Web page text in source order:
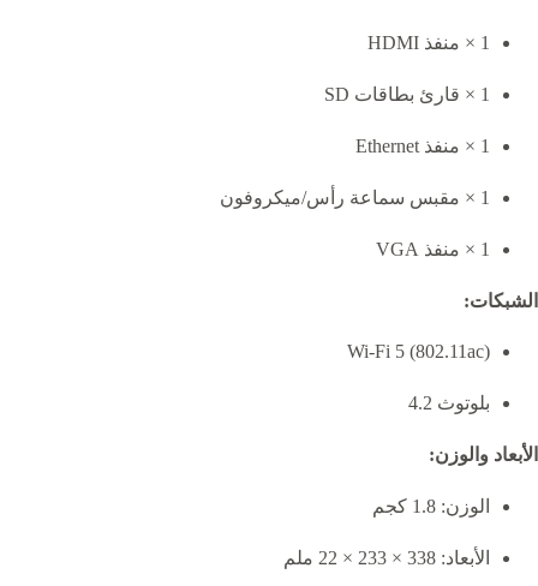
1 × منفذ HDMI
1 × قارئ بطاقات SD
1 × منفذ Ethernet
1 × مقبس سماعة رأس/ميكروفون
1 × منفذ VGA
الشبكات:
Wi-Fi 5 (802.11ac)
بلوتوث 4.2
الأبعاد والوزن:
الوزن: 1.8 كجم
الأبعاد: 338 × 233 × 22 ملم